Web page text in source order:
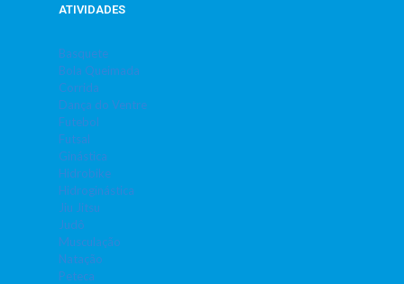
ATIVIDADES
Basquete
Bola Queimada
Corrida
Dança do Ventre
Futebol
Futsal
Ginástica
Hidrobike
Hidroginástica
Jiu Jitsu
Judô
Musculação
Natação
Peteca